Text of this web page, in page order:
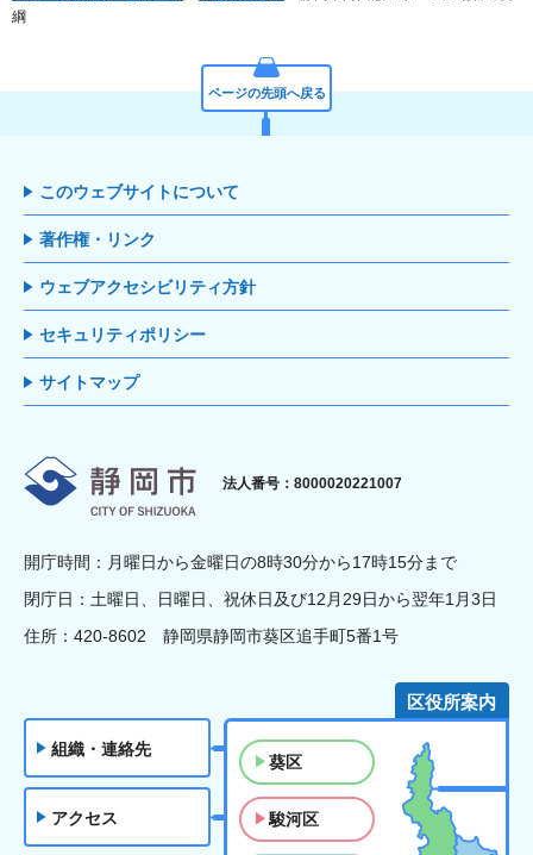
綱
ページの先頭へ戻る
このウェブサイトについて
著作権・リンク
ウェブアクセシビリティ方針
セキュリティポリシー
サイトマップ
静岡市
法人番号：8000020221007
開庁時間：月曜日から金曜日の8時30分から17時15分まで
閉庁日：土曜日、日曜日、祝休日及び12月29日から翌年1月3日
住所：420-8602 静岡県静岡市葵区追手町5番1号
組織・連絡先
アクセス
区役所案内
葵区
駿河区